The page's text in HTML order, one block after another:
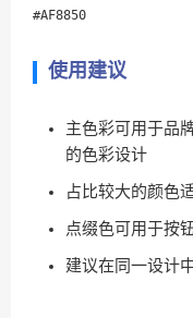
#AF8850
使用建议
主色彩可用于品
的色彩设计
占比较大的颜色
点缀色可用于按
建议在同一设计